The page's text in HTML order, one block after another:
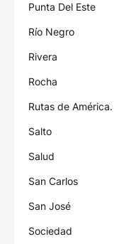
Punta Del Este
Río Negro
Rivera
Rocha
Rutas de América.
Salto
Salud
San Carlos
San José
Sociedad